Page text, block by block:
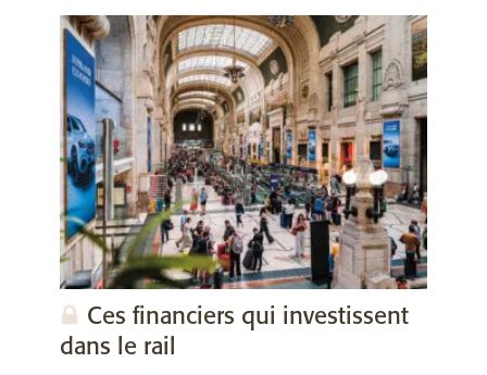
Ces financiers qui investissent
dans le rail